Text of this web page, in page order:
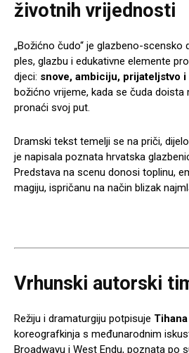
životnih vrijednosti
„Božićno čudo“ je glazbeno-scensko
ples, glazbu i edukativne elemente
djeci: snove, ambiciju, prijateljstvo i
božićno vrijeme, kada se čuda doista
pronaći svoj put.
Dramski tekst temelji se na priči,
je napisala poznata hrvatska
Predstava na scenu donosi toplinu,
magiju, ispričanu na način blizak
Vrhunski autorski
Režiju i dramaturgiju potpisuje
koreografkinja s međunarodnim
Broadwayu i West Endu, poznata po